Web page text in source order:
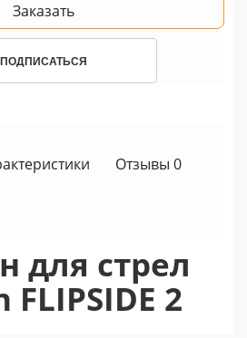
Заказать
ПОДПИСАТЬСЯ
Отзывы 0
для стрел
FLIPSIDE 2